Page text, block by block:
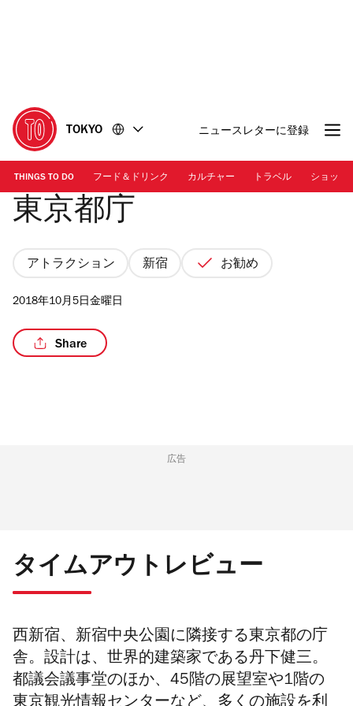
に
移
動
移
動
TOKYO ニュースレターに登録
THINGS TO DO フード＆ドリンク カルチャー トラベル ショッピ
東京都庁
アトラクション 新宿 お勧め
2018年10月5日金曜日
Share
広告
タイムアウトレビュー
西新宿、新宿中央公園に隣接する東京都の庁
舎。設計は、世界的建築家である丹下健三。
都議会議事堂のほか、45階の展望室や1階の